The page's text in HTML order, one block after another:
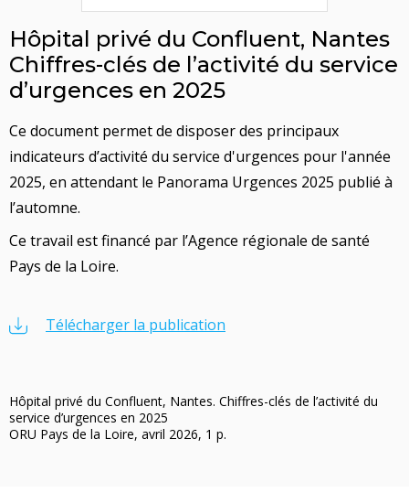
Hôpital privé du Confluent, Nantes
Chiffres-clés de l’activité du service
d’urgences en 2025
Ce document permet de disposer des principaux
indicateurs d’activité du service d'urgences pour l'année
2025, en attendant le Panorama Urgences 2025 publié à
l’automne.
Ce travail est financé par l’Agence régionale de santé
Pays de la Loire.
Télécharger la publication
Hôpital privé du Confluent, Nantes. Chiffres-clés de l’activité du
service d’urgences en 2025
ORU Pays de la Loire, avril 2026, 1 p.